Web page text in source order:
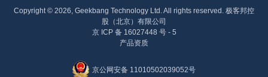
Copyright © 2026, Geekbang Technology Ltd. All rights reserved. 极客邦控
股（北京）有限公司
京 ICP 备 16027448 号 - 5
产品资质
京公网安备 11010502039052号